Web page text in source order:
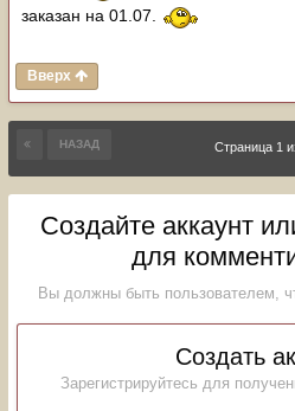
заказан на 01.07.
Вверх
НАЗАД Страница 1
Создайте аккаунт
для
Вы должны быть пользователем,
Создать
Зарегистрируйтесь для